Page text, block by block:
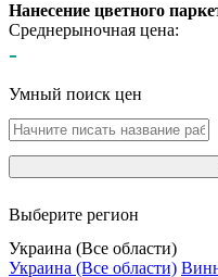
Нанесение цветного
Среднерыночная цена:
-
Умный поиск цен
Выберите регион
Украина (Все области)
Украина (Все области)